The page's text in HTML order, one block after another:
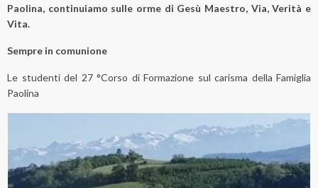
Paolina, continuiamo sulle orme di Gesù Maestro, Via, Verità e
Vita.
Sempre in comunione
Le studenti del 27 °Corso di Formazione sul carisma della Famiglia
Paolina